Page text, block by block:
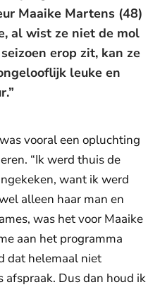
Maaike Martens (48)
al wist ze niet de mol
erop zit, kan ze
leuke en
vooral een opluchting
“Ik werd thuis de
want ik werd
alleen haar man en
was het voor Maaike
aan het programma
dat helemaal niet
afspraak. Dus dan houd ik